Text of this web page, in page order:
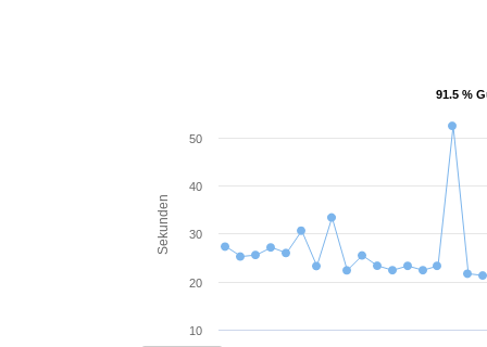
91.5 %
91.5 %
Sekunden
10
20
30
40
50